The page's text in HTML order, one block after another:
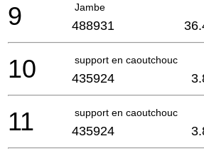
Jambe
9 488931
support en caoutchouc
10 435924
support en caoutchouc
11 435924